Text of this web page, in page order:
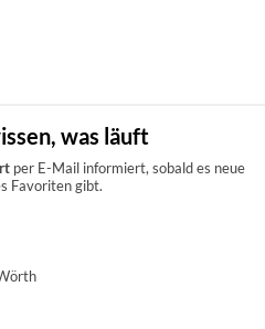
was läuft
per E-Mail informiert, sobald es neue
Favoriten gibt.